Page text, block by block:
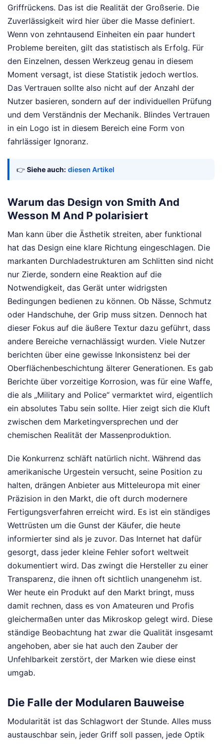
Griffrückens. Das ist die Realität der Großserie. Die
Zuverlässigkeit wird hier über die Masse definiert.
Wenn von zehntausend Einheiten ein paar hundert
Probleme bereiten, gilt das statistisch als Erfolg. Für
den Einzelnen, dessen Werkzeug genau in diesem
Moment versagt, ist diese Statistik jedoch wertlos.
Das Vertrauen sollte also nicht auf der Anzahl der
Nutzer basieren, sondern auf der individuellen Prüfung
und dem Verständnis der Mechanik. Blindes Vertrauen
in ein Logo ist in diesem Bereich eine Form von
fahrlässiger Ignoranz.
👉 Siehe auch: diesen Artikel
Warum das Design von Smith And
Wesson M And P polarisiert
Man kann über die Ästhetik streiten, aber funktional
hat das Design eine klare Richtung eingeschlagen. Die
markanten Durchladestrukturen am Schlitten sind nicht
nur Zierde, sondern eine Reaktion auf die
Notwendigkeit, das Gerät unter widrigsten
Bedingungen bedienen zu können. Ob Nässe, Schmutz
oder Handschuhe, der Grip muss sitzen. Dennoch hat
dieser Fokus auf die äußere Textur dazu geführt, dass
andere Bereiche vernachlässigt wurden. Viele Nutzer
berichten über eine gewisse Inkonsistenz bei der
Oberflächenbeschichtung älterer Generationen. Es gab
Berichte über vorzeitige Korrosion, was für eine Waffe,
die als „Military and Police“ vermarktet wird, eigentlich
ein absolutes Tabu sein sollte. Hier zeigt sich die Kluft
zwischen dem Marketingversprechen und der
chemischen Realität der Massenproduktion.
Die Konkurrenz schläft natürlich nicht. Während das
amerikanische Urgestein versucht, seine Position zu
halten, drängen Anbieter aus Mitteleuropa mit einer
Präzision in den Markt, die oft durch modernere
Fertigungsverfahren erreicht wird. Es ist ein ständiges
Wettrüsten um die Gunst der Käufer, die heute
informierter sind als je zuvor. Das Internet hat dafür
gesorgt, dass jeder kleine Fehler sofort weltweit
dokumentiert wird. Das zwingt die Hersteller zu einer
Transparenz, die ihnen oft sichtlich unangenehm ist.
Wer heute ein Produkt auf den Markt bringt, muss
damit rechnen, dass es von Amateuren und Profis
gleichermaßen unter das Mikroskop gelegt wird. Diese
ständige Beobachtung hat zwar die Qualität insgesamt
angehoben, aber sie hat auch den Zauber der
Unfehlbarkeit zerstört, der Marken wie diese einst
umgab.
Die Falle der Modularen Bauweise
Modularität ist das Schlagwort der Stunde. Alles muss
austauschbar sein, jeder Griff soll passen, jede Optik